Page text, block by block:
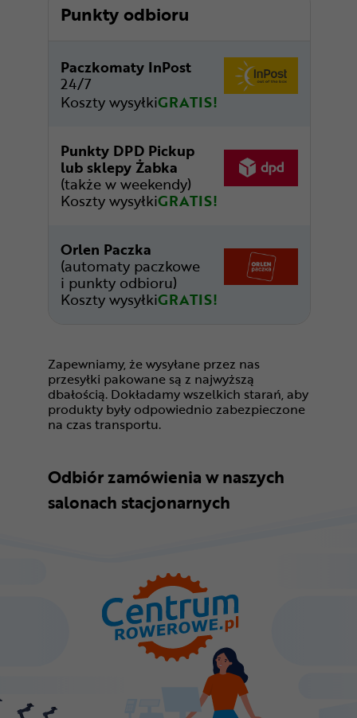
Punkty odbioru
Paczkomaty InPost
24/7
Koszty wysyłkiGRATIS!
Punkty DPD Pickup
lub sklepy Żabka
(także w weekendy)
Koszty wysyłkiGRATIS!
Orlen Paczka
(automaty paczkowe
i punkty odbioru)
Koszty wysyłkiGRATIS!
Zapewniamy, że wysyłane przez nas
przesyłki pakowane są z najwyższą
dbałością. Dokładamy wszelkich starań, aby
produkty były odpowiednio zabezpieczone
na czas transportu.
Odbiór zamówienia w naszych
salonach stacjonarnych